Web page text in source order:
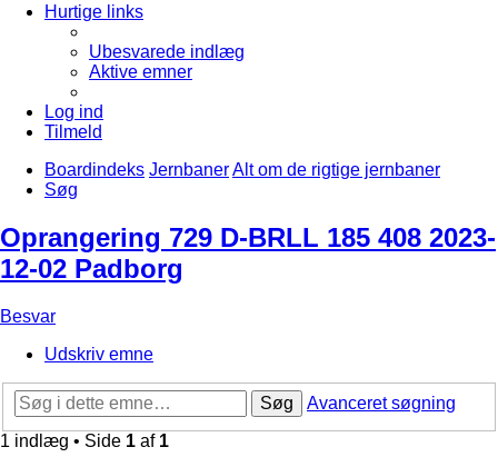
Hurtige links
Ubesvarede indlæg
Aktive emner
Log ind
Tilmeld
Boardindeks JernbanerAlt om de rigtige jernbaner
Søg
Oprangering 729 D-BRLL 185 408 2023-
12-02 Padborg
Besvar
Udskriv emne
Søg
Avanceret søgning
1 indlæg • Side 1 af 1